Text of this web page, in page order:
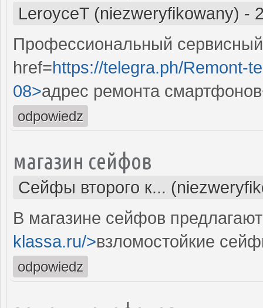
LeroyceT (niezweryfikowany) -
Профессиональный
href=https://telegra.ph/Remont-
08>адрес ремонта
odpowiedz
магазин сейфов
Сейфы второго к...
В магазине сейфов
klassa.ru/>взломостойкие
odpowiedz